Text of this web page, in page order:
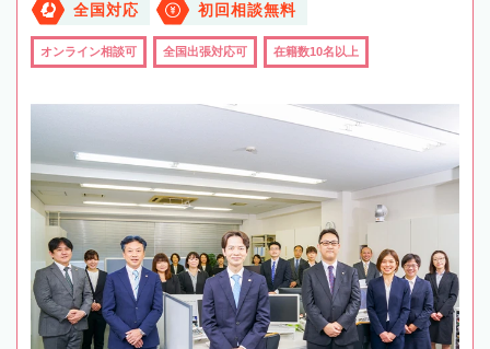
全国対応 初回相談無料
オンライン相談可 全国出張対応可 在籍数10名以上